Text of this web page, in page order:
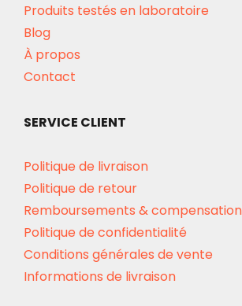
Produits testés en laboratoire
Blog
À propos
Contact
SERVICE CLIENT
Politique de livraison
Politique de retour
Remboursements &
Politique de confidentialité
Conditions générales de vente
Informations de livraison